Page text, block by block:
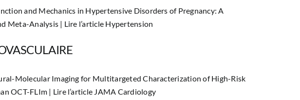
and Mechanics in Hypertensive Disorders of Pregnancy: A
Meta-Analysis | Lire l’article Hypertension
Molecular Imaging for Multitargeted Characterization of High-Risk
OCT-FLIm | Lire l’article JAMA Cardiology